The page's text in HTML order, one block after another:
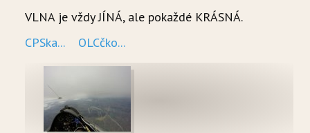
VLNA je vždy JÍNÁ, ale pokaždé KRÁSNÁ.
CPSka...
OLCčko...